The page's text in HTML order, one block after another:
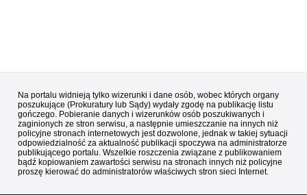
Na portalu widnieją tylko wizerunki i dane osób, wobec których organy
poszukujące (Prokuratury lub Sądy) wydały zgodę na publikację listu
gończego. Pobieranie danych i wizerunków osób poszukiwanych i
zaginionych ze stron serwisu, a następnie umieszczanie na innych niż
policyjne stronach internetowych jest dozwolone, jednak w takiej sytuacji
odpowiedzialność za aktualność publikacji spoczywa na administratorze
publikującego portalu. Wszelkie roszczenia związane z publikowaniem
bądź kopiowaniem zawartości serwisu na stronach innych niż policyjne
proszę kierować do administratorów właściwych stron sieci Internet.